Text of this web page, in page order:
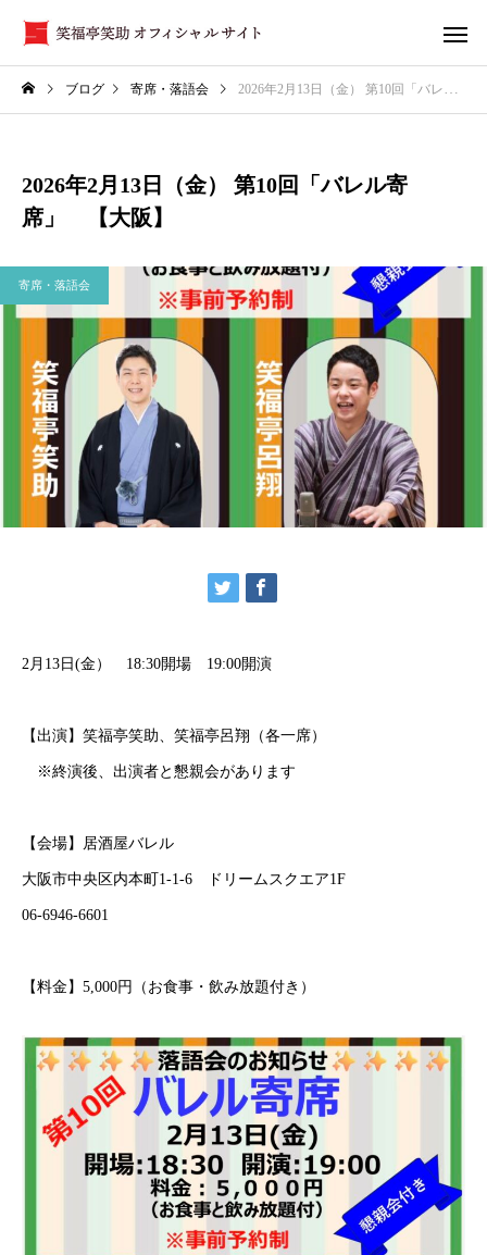
ブログ 寄席・落語会 2026年2月13日（金） 第10回「バレル寄席」 【大阪】
2026年2月13日（金） 第10回「バレル寄
席」 【大阪】
寄席・落語会
2月13日(金） 18:30開場 19:00開演
【出演】笑福亭笑助、笑福亭呂翔（各一席）
※終演後、出演者と懇親会があります
【会場】居酒屋バレル
大阪市中央区内本町1-1-6 ドリームスクエア1F
06-6946-6601
【料金】5,000円（お食事・飲み放題付き）